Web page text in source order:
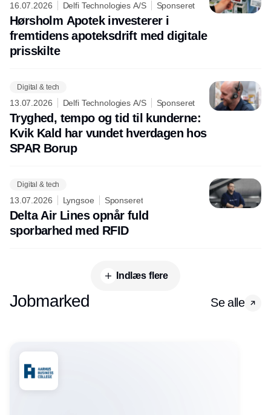
16.07.2026 Delfi Technologies A/S Sponseret
Hørsholm Apotek investerer i
fremtidens apoteksdrift med digitale
prisskilte
Digital & tech
13.07.2026 Delfi Technologies A/S Sponseret
Tryghed, tempo og tid til kunderne:
Kvik Kald har vundet hverdagen hos
SPAR Borup
Digital & tech
13.07.2026 Lyngsoe Sponseret
Delta Air Lines opnår fuld
sporbarhed med RFID
Indlæs flere
Jobmarked Se alle